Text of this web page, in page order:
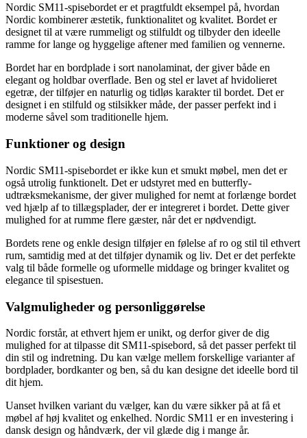
Nordic SM11-spisebordet er et pragtfuldt eksempel på, hvordan
Nordic kombinerer æstetik, funktionalitet og kvalitet. Bordet er
designet til at være rummeligt og stilfuldt og tilbyder den ideelle
ramme for lange og hyggelige aftener med familien og vennerne.
Bordet har en bordplade i sort nanolaminat, der giver både en
elegant og holdbar overflade. Ben og stel er lavet af hvidolieret
egetræ, der tilføjer en naturlig og tidløs karakter til bordet. Det er
designet i en stilfuld og stilsikker måde, der passer perfekt ind i
moderne såvel som traditionelle hjem.
Funktioner og design
Nordic SM11-spisebordet er ikke kun et smukt møbel, men det er
også utrolig funktionelt. Det er udstyret med en butterfly-
udtræksmekanisme, der giver mulighed for nemt at forlænge bordet
ved hjælp af to tillægsplader, der er integreret i bordet. Dette giver
mulighed for at rumme flere gæster, når det er nødvendigt.
Bordets rene og enkle design tilføjer en følelse af ro og stil til ethvert
rum, samtidig med at det tilføjer dynamik og liv. Det er det perfekte
valg til både formelle og uformelle middage og bringer kvalitet og
elegance til spisestuen.
Valgmuligheder og personliggørelse
Nordic forstår, at ethvert hjem er unikt, og derfor giver de dig
mulighed for at tilpasse dit SM11-spisebord, så det passer perfekt til
din stil og indretning. Du kan vælge mellem forskellige varianter af
bordplader, bordkanter og ben, så du kan designe det ideelle bord til
dit hjem.
Uanset hvilken variant du vælger, kan du være sikker på at få et
møbel af høj kvalitet og enkelhed. Nordic SM11 er en investering i
dansk design og håndværk, der vil glæde dig i mange år.